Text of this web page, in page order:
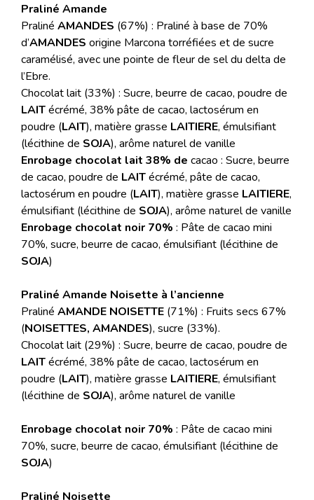
Praliné Amande
Praliné AMANDES (67%) : Praliné à base de 70%
d’AMANDES origine Marcona torréfiées et de sucre
caramélisé, avec une pointe de fleur de sel du delta de
l’Ebre.
Chocolat lait (33%) : Sucre, beurre de cacao, poudre de
LAITécrémé, 38% pâte de cacao, lactosérum en
poudre (LAIT), matière grasse LAITIERE, émulsifiant
(lécithine de SOJA), arôme naturel de vanille
Enrobage chocolat lait 38% de cacao : Sucre, beurre
de cacao, poudre de LAITécrémé, pâte de cacao,
lactosérum en poudre (LAIT), matière grasse LAITIERE,
émulsifiant (lécithine de SOJA), arôme naturel de vanille
Enrobage chocolat noir 70% : Pâte de cacao mini
70%, sucre, beurre de cacao, émulsifiant (lécithine de
SOJA)
Praliné Amande Noisette à l’ancienne
Praliné AMANDE NOISETTE (71%) : Fruits secs 67%
(NOISETTES, AMANDES), sucre (33%).
Chocolat lait (29%) : Sucre, beurre de cacao, poudre de
LAITécrémé, 38% pâte de cacao, lactosérum en
poudre (LAIT), matière grasse LAITIERE, émulsifiant
(lécithine de SOJA), arôme naturel de vanille
Enrobage chocolat noir 70% : Pâte de cacao mini
70%, sucre, beurre de cacao, émulsifiant (lécithine de
SOJA)
Praliné Noisette